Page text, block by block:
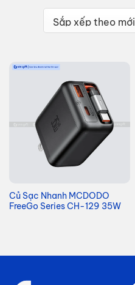
Củ Sạc Nhanh MCDODO
FreeGo Series CH-129 35W